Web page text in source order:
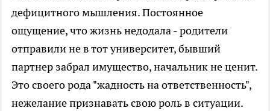
дефицитного мышления. Постоянное
ощущение, что жизнь недодала - родители
отправили не в тот университет, бывший
партнер забрал имущество, начальник не ценит.
Это своего рода "жадность на ответственность",
нежелание признавать свою роль в ситуации.